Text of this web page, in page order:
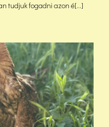
tudjuk fogadni azon é[...]